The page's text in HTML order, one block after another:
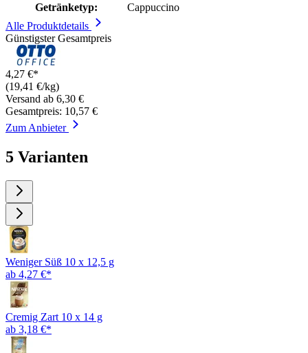
Getränketyp:
Cappuccino
Alle Produktdetails
Günstigster Gesamtpreis
4,27 €*
(19,41 €/kg)
Versand ab 6,30 €
Gesamtpreis: 10,57 €
Zum Anbieter
5 Varianten
Weniger Süß 10 x 12,5 g
ab 4,27 €*
Cremig Zart 10 x 14 g
ab 3,18 €*